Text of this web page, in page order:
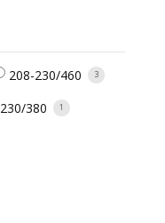
208-230/460 3
230/380 1